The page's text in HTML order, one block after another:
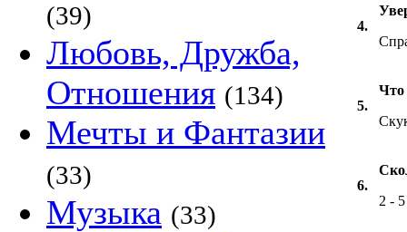
(39)
Любовь, Дружба,
Отношения (134)
Мечты и Фантазии
(33)
Музыка (33)
4.
5.
Что
6.
2 - 5